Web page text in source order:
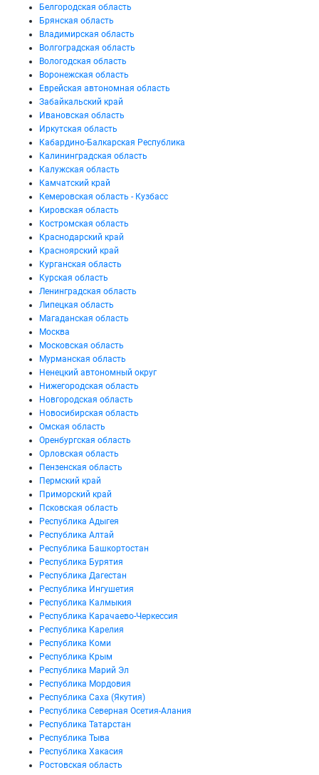
Белгородская область
Брянская область
Владимирская область
Волгоградская область
Вологодская область
Воронежская область
Еврейская автономная область
Забайкальский край
Ивановская область
Иркутская область
Кабардино-Балкарская Республика
Калининградская область
Калужская область
Камчатский край
Кемеровская область - Кузбасс
Кировская область
Костромская область
Краснодарский край
Красноярский край
Курганская область
Курская область
Ленинградская область
Липецкая область
Магаданская область
Москва
Московская область
Мурманская область
Ненецкий автономный округ
Нижегородская область
Новгородская область
Новосибирская область
Омская область
Оренбургская область
Орловская область
Пензенская область
Пермский край
Приморский край
Псковская область
Республика Адыгея
Республика Алтай
Республика Башкортостан
Республика Бурятия
Республика Дагестан
Республика Ингушетия
Республика Калмыкия
Республика Карачаево-Черкессия
Республика Карелия
Республика Коми
Республика Крым
Республика Марий Эл
Республика Мордовия
Республика Саха (Якутия)
Республика Северная Осетия-Алания
Республика Татарстан
Республика Тыва
Республика Хакасия
Ростовская область